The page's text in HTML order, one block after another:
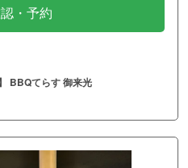
・予約
BBQてらす 御来光